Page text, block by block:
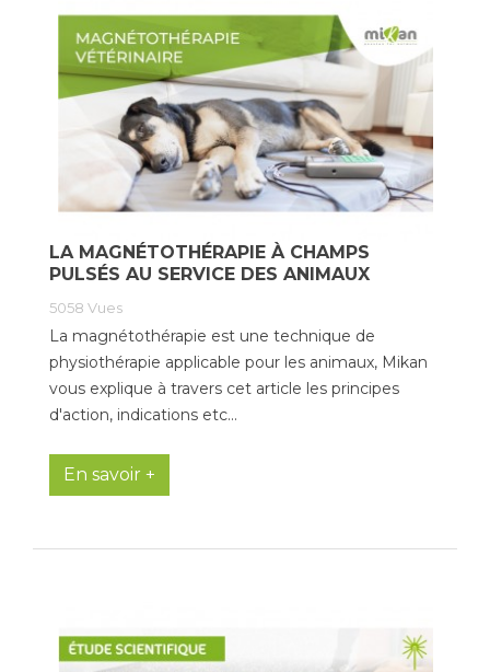
LA MAGNÉTOTHÉRAPIE À CHAMPS
PULSÉS AU SERVICE DES ANIMAUX
5058 Vues
La magnétothérapie est une technique de
physiothérapie applicable pour les animaux, Mikan
vous explique à travers cet article les principes
d'action, indications etc...
En savoir +